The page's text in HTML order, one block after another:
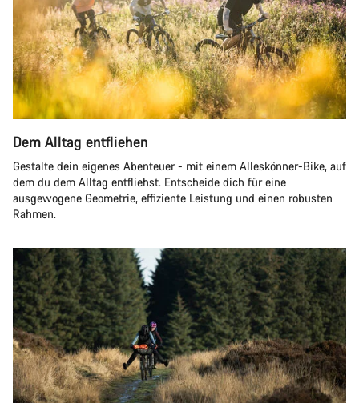
Dem Alltag entfliehen
Gestalte dein eigenes Abenteuer - mit einem Alleskönner-Bike, auf
dem du dem Alltag entfliehst. Entscheide dich für eine
ausgewogene Geometrie, effiziente Leistung und einen robusten
Rahmen.